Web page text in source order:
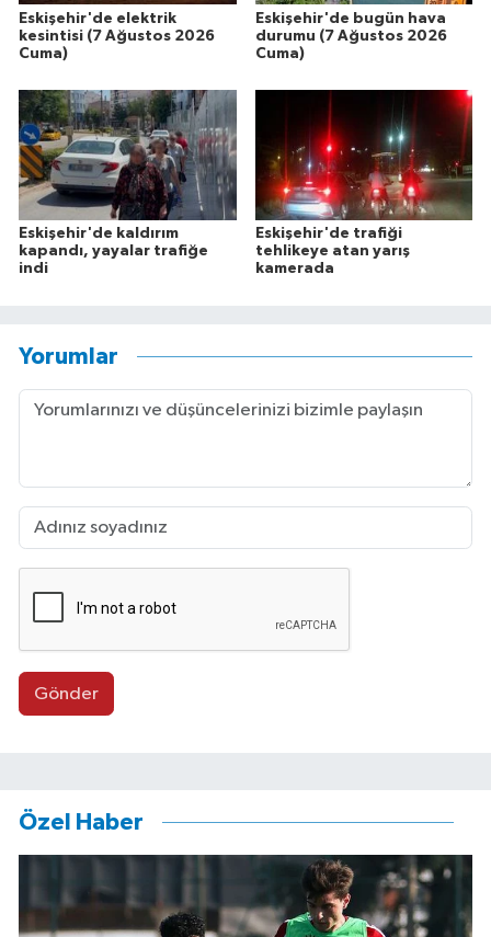
Eskişehir'de elektrik
kesintisi (7 Ağustos 2026
Cuma)
Eskişehir'de bugün hava
durumu (7 Ağustos 2026
Cuma)
Eskişehir'de kaldırım
kapandı, yayalar trafiğe
indi
Eskişehir'de trafiği
tehlikeye atan yarış
kamerada
Yorumlar
Gönder
Özel Haber